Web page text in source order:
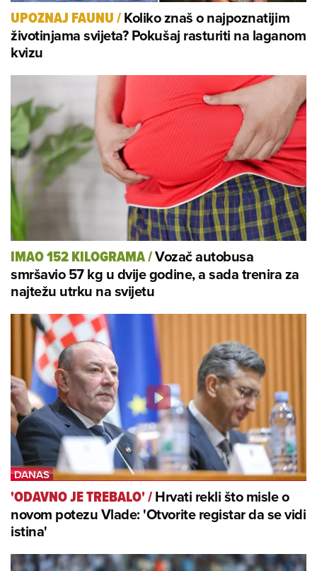
UPOZNAJ FAUNU/Koliko znaš o najpoznatijim
životinjama svijeta? Pokušaj rasturiti na laganom
kvizu
IMAO 152 KILOGRAMA/Vozač autobusa
smršavio 57 kg u dvije godine, a sada trenira za
najtežu utrku na svijetu
'ODAVNO JE TREBALO'/Hrvati rekli što misle o
novom potezu Vlade: 'Otvorite registar da se vidi
istina'